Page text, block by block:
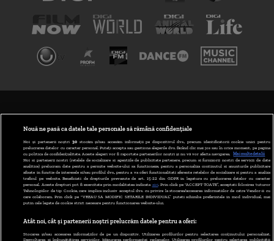
ABONARE DIGI TV
GESTIONAȚI PREFERINȚELE
CODUL DIGI24
CAMERE WEB
CONTACT/INFO
Nouă ne pasă ca datele tale personale să rămână confidențiale
Noi și partenerii noștri 30stocăm și/sau accesăm informații pe dispozitivul dvs., precum identificatorii cookie unici pentru
prelucrarea datelor cu caracter personal. Puteți accepta sau gestiona alegerile dvs. făcând clic mai jos sau în orice moment, pe pagina
cu politica de confidențialitate. Aceste alegeri vor fi raportate partenerilor noștri și nu vă vor afecta navigarea.
Mai multe detalii
Noi si partenerii nostri (retelele de socializare si agentiile de publicitate partenere, precum si furnizorii nostri de servicii de date
analitice) prelucram date pentru a permite website-ului sa functioneze, pentru a personaliza continutul si anunturile publicitare
afisate in functie de interesele si/sau profilul dvs., pentru a va oferi functionalitati aferente retelelor de socializare si pentru a analiza
traficul pe website. Beneficiati de drepturile prevazute de art. 15-22 din GDPR in legatura cu prelucrarea datelor cu caracter
personal. Aceste drepturi pot fi exercitate prin modalitatea indicata aici. Prin click pe “ACCEPT TOATE”, acceptati folosirea tuturor
Tehnologiilor de tip Cookie, care implica inclusiv acceptul dvs. cu privire la stocarea/accesarea informatiilor de catre Vendor-ii cu
care colaboram. Prin click pe “VREAU SA MODIFIC SETARILE INDIVIDUAL” puteti schimba preferintele in mod individual, mai
putin cele legate de cookie strict necesare pentru functionarea website-ului.
Atât noi, cât și partenerii noștri prelucrăm datele pentru a oferi:
Stocarea și/sau accesarea informațiilor de pe un dispozitiv. Utilizarea profilurilor pentru selectarea conținutului personalizat.
Dezvoltarea și îmbunătățirea serviciilor. Măsurarea performanței reclamelor. Utilizarea profilurilor pentru selectarea publicității